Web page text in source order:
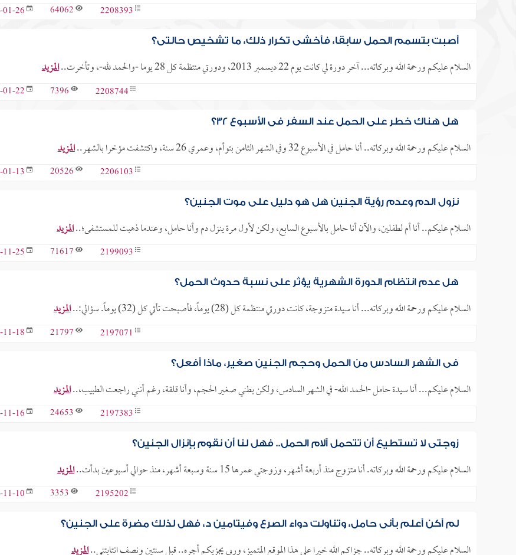
2208393
64062
26
أصبت بتسمم الحمل سابقا، فأخشى تكرار ذلك، ما تشخيص حالتي؟
السلام عليكم ورحمة الله وبركاته... آخر دورة لي كانت يوم 22 ديسمبر 2013، ودورتي منتظمة كل 28 يوما -والحمد لله-، وتأخرت.. المزيد
2208744
7396
22
هل هناك خطر على الحمل عند السفر في الأسبوع 32؟
السلام عليكم ورحمة الله وبركاته.. أنا حامل في الأسبوع 32 وفي الشهر الثامن بتوأم، وعمري 26 سنة، واكتشفت مؤخرا بالشهر.. المزيد
2206103
20526
13
نزول الدم وعدم رؤية الجنين هل هو دليل على موت الجنين؟
السلام عليكم.. أنا أم لطفلين، والآن أنا حامل بالأسبوع السابع، ولكن لأول مرة ينزل دم وأنا حامل، وعندما ذهبت للمستشفى؛..المزيد
2199093
71617
25
هل عدم انتظام الدورة الشهرية يؤثر على نسبة حدوث الحمل؟
السلام عليكم ورحمة الله وبركاته... أنا سيدة متزوجة، كانت دورتي منتظمة كل (28) يوماً، فأصبحت تأتي كل (32) يوماً. سؤالي:.. المزيد
2197071
21797
18
في الشهر السادس من الحمل وحجم الجنين صغير، ماذا أفعل؟
السلام عليكم... أنا سيدة حامل -الحمد الله- في الشهر السادس، ولكن بطني صغير الحجم، وأنا قلقة، رغم أنني راجعت الطبيب،..المزيد
2197383
24653
16
زوجتي لا تستطيع أن تتحمل آلام الحمل.. فهل لنا أن نقوم بإنزال الجنين؟
السلام عليكم ورحمة الله وبركاته. أنا متزوج منذ أربعة أشهر، وزوجتي عمرها 15 سنة وسبعة أشهر، منذ حوالي أسبوعين بدأت.. المزيد
2195202
3353
10
لم أكن أعلم بأني حامل، وتناولت دواء الصرع وفيتامين د، فهل لذلك مضرة على الجنين؟